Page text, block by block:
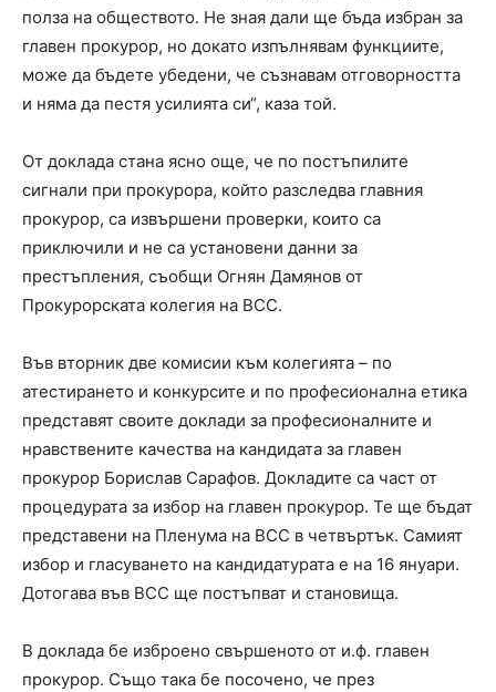
полза на обществото. Не зная дали ще бъда избран за
главен прокурор, но докато изпълнявам функциите,
може да бъдете убедени, че съзнавам отговорността
и няма да пестя усилията си“, каза той.
От доклада стана ясно още, че по постъпилите
сигнали при прокурора, който разследва главния
прокурор, са извършени проверки, които са
приключили и не са установени данни за
престъпления, съобщи Огнян Дамянов от
Прокурорската колегия на ВСС.
Във вторник две комисии към колегията – по
атестирането и конкурсите и по професионална етика
представят своите доклади за професионалните и
нравствените качества на кандидата за главен
прокурор Борислав Сарафов. Докладите са част от
процедурата за избор на главен прокурор. Те ще бъдат
представени на Пленума на ВСС в четвъртък. Самият
избор и гласуването на кандидатурата е на 16 януари.
Дотогава във ВСС ще постъпват и становища.
В доклада бе изброено свършеното от и.ф. главен
прокурор. Също така бе посочено, че през